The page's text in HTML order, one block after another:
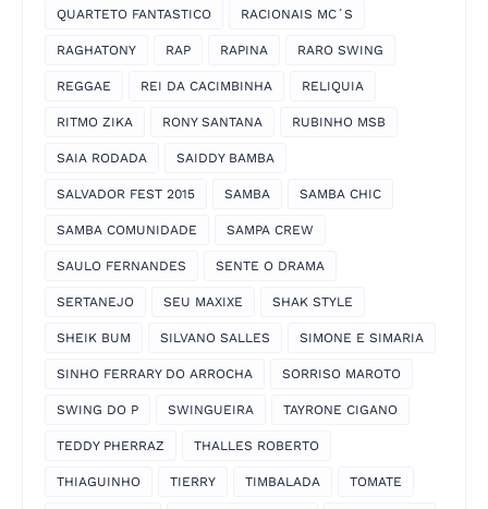
QUARTETO FANTASTICO RACIONAIS MC´S
RAGHATONY RAP RAPINA RARO SWING
REGGAE REI DA CACIMBINHA RELIQUIA
RITMO ZIKA RONY SANTANA RUBINHO MSB
SAIA RODADA SAIDDY BAMBA
SALVADOR FEST 2015 SAMBA SAMBA CHIC
SAMBA COMUNIDADE SAMPA CREW
SAULO FERNANDES SENTE O DRAMA
SERTANEJO SEU MAXIXE SHAK STYLE
SHEIK BUM SILVANO SALLES SIMONE E SIMARIA
SINHO FERRARY DO ARROCHA SORRISO MAROTO
SWING DO P SWINGUEIRA TAYRONE CIGANO
TEDDY PHERRAZ THALLES ROBERTO
THIAGUINHO TIERRY TIMBALADA TOMATE